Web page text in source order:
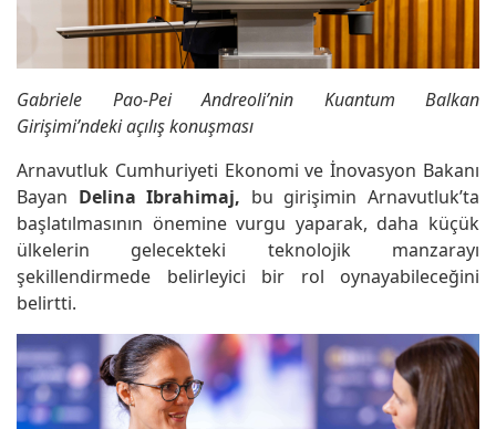
Gabriele Pao-Pei Andreoli’nin Kuantum Balkan
Girişimi’ndeki açılış konuşması
Arnavutluk Cumhuriyeti Ekonomi ve İnovasyon Bakanı
Bayan Delina Ibrahimaj, bu girişimin Arnavutluk’ta
başlatılmasının önemine vurgu yaparak, daha küçük
ülkelerin gelecekteki teknolojik manzarayı
şekillendirmede belirleyici bir rol oynayabileceğini
belirtti.